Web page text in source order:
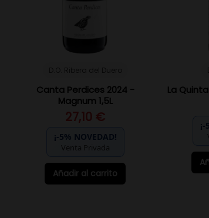
Canta Perdices 2024 -
Magnum 1,5L
27,10 €
¡-5% NOVEDAD!
Venta Privada
Añadir al carrito
La